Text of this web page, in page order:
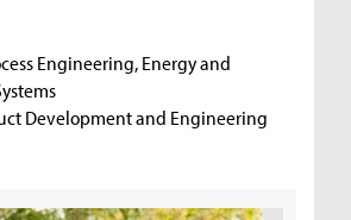
Engineering, Energy and
Development and Engineering